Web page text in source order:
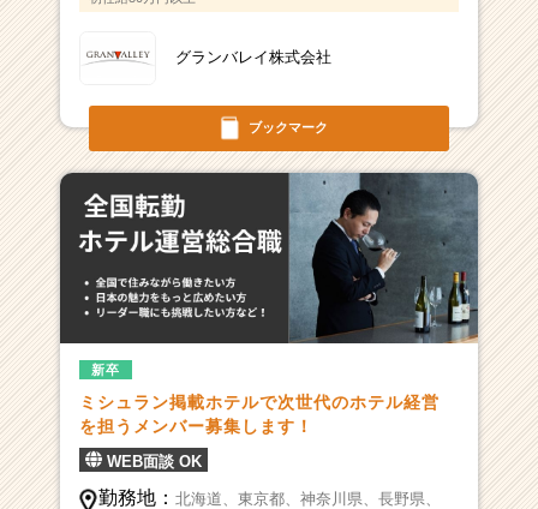
ブックマーク
グランバレイ株式会社
新卒
ミシュラン掲載ホテルで次世代のホテル経営
を担うメンバー募集します！
WEB面談 OK
勤務地： 北海道、 東京都、 神奈川県、 長野県、